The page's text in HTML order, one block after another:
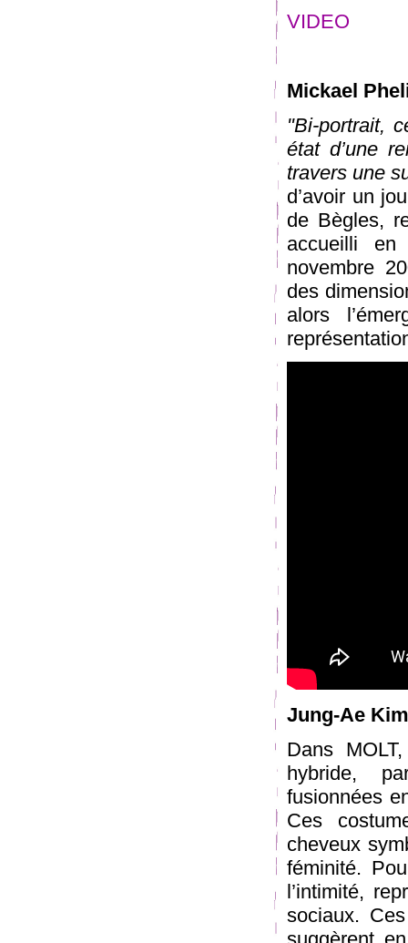
VIDEO
Mickael
"Bi-portrait,
état d’une
travers une
d’avoir un
de Bègles,
accueilli
novembre
des
alors
Jung-Ae
Dans
hybride,
fusionnées
Ces
cheveux
féminité.
l’intimité,
sociaux.